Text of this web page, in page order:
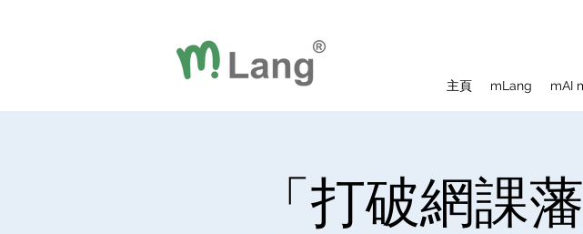
主頁 mLang mAI
「打破網課